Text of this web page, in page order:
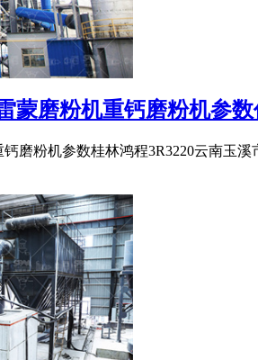
蒙磨粉机重钙磨粉机参数
磨粉机参数桂林鸿程3R3220云南玉